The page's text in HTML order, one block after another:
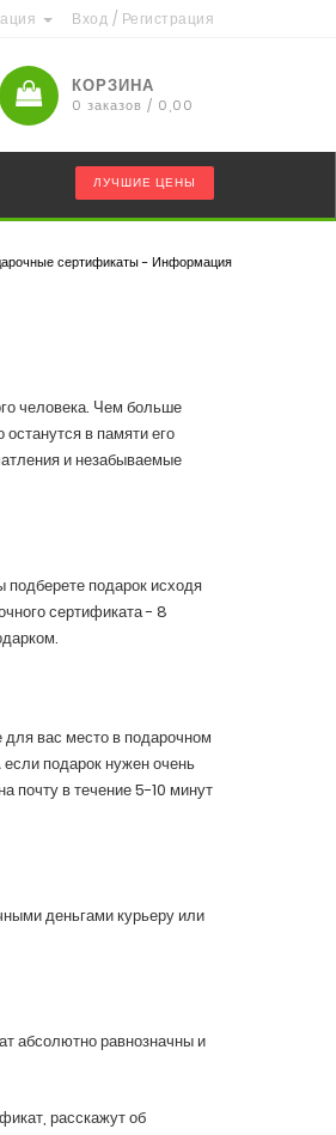
Вход / Регистрация
КОРЗИНА
0 заказов / 0,00
ЛУЧШИЕ ЦЕНЫ
сертификаты - Информация
человека. Чем больше
в памяти его
и незабываемые
подарок исходя
сертификата - 8
для вас место в подарочном
подарок нужен очень
почту в течение 5-10 минут
деньгами курьеру или
абсолютно равнозначны и
расскажут об